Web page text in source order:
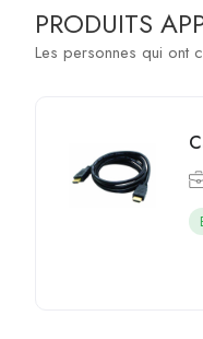
PRODUITS
Les personnes qui ont